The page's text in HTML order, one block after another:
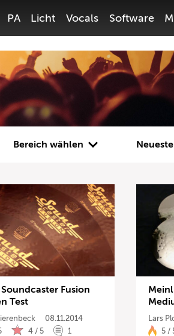
PA Licht Vocals Software
Bereich wählen
Bass
Recording
DJ
Drums
Keyboard
Fusion
Test
08.11.2014
4 / 5 1
Lars
5 /